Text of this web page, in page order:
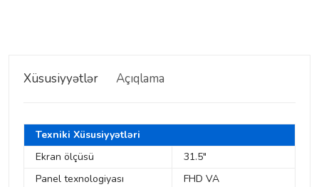
Xüsusiyyətlər Açıqlama
Texniki Xüsusiyyətləri
Ekran ölçüsü
31.5"
Panel texnologiyası
FHD VA